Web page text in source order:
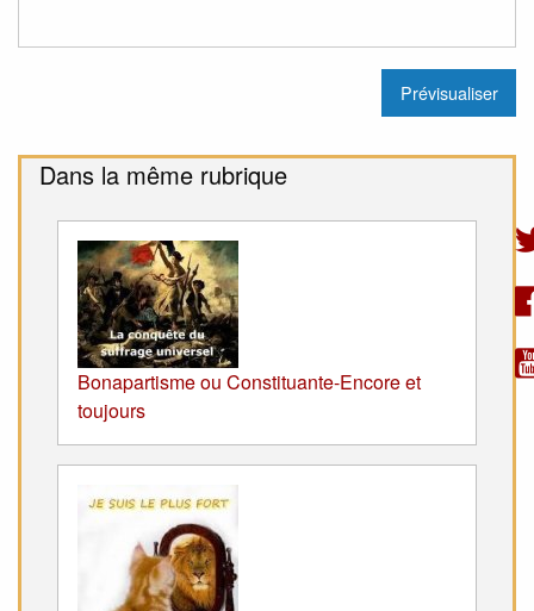
Dans la même rubrique
Bonapartisme ou Constituante-Encore et
toujours